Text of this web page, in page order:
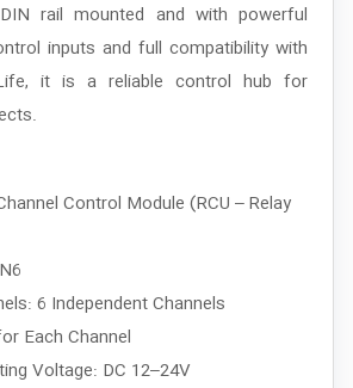
rail mounted and with powerful
inputs and full compatibility with
it is a reliable control hub for
Control Module (RCU – Relay
6 Independent Channels
Each Channel
Voltage: DC 12–24V